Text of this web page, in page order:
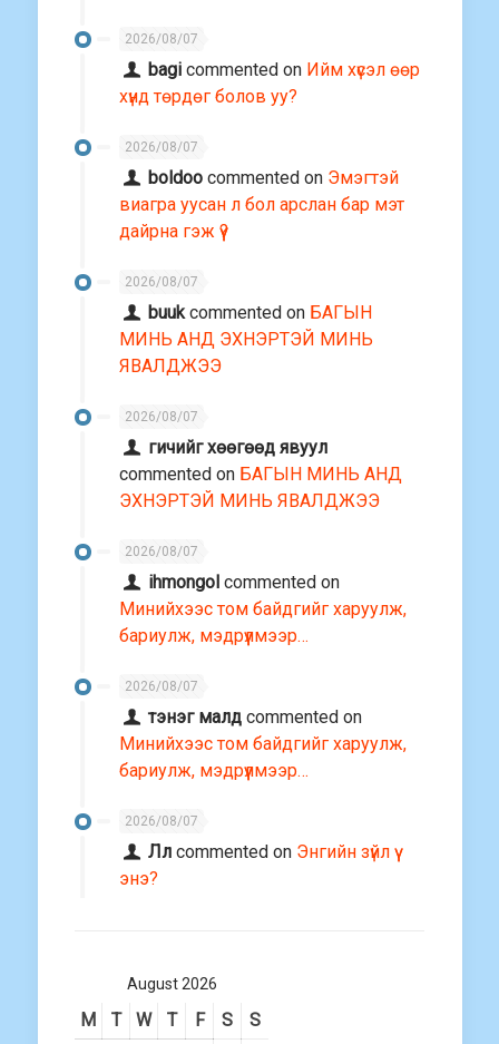
2026/08/07
bagi commented on Ийм хүсэл өөр
хүнд төрдөг болов уу?
2026/08/07
boldoo commented on Эмэгтэй
виагра уусан л бол арслан бар мэт
дайрна гэж үү?
2026/08/07
buuk commented on БАГЫН
МИНЬ АНД ЭХНЭРТЭЙ МИНЬ
ЯВАЛДЖЭЭ
2026/08/07
гичийг хөөгөөд явуул
commented on БАГЫН МИНЬ АНД
ЭХНЭРТЭЙ МИНЬ ЯВАЛДЖЭЭ
2026/08/07
ihmongol commented on
Минийхээс том байдгийг харуулж,
бариулж, мэдрүүлмээр…
2026/08/07
тэнэг малд commented on
Минийхээс том байдгийг харуулж,
бариулж, мэдрүүлмээр…
2026/08/07
Лл commented on Энгийн зүйл үү
энэ?
August 2026
M T W T F S
S